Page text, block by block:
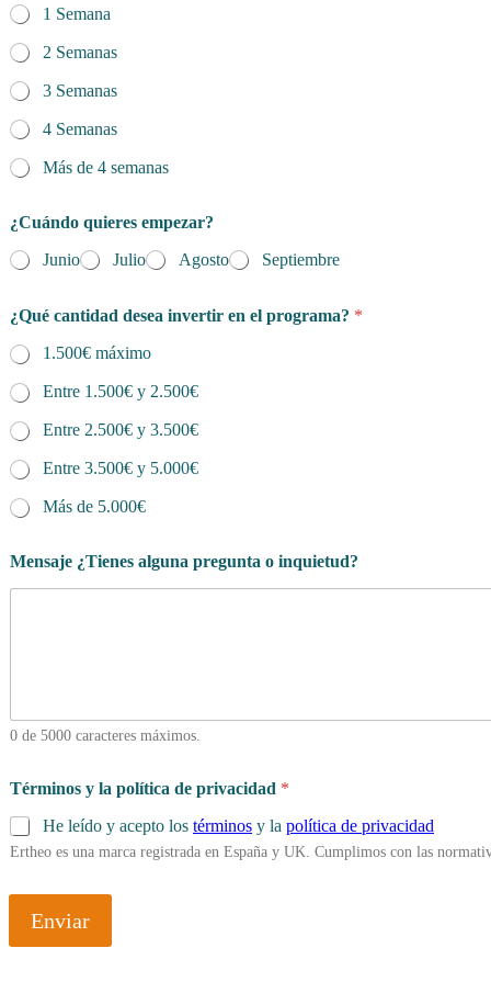
1 Semana
2 Semanas
3 Semanas
4 Semanas
Más de 4 semanas
¿Cuándo quieres empezar?
Junio
Julio Agosto Septiembre
¿Qué cantidad desea invertir en el programa? *
1.500€ máximo
Entre 1.500€ y 2.500€
Entre 2.500€ y 3.500€
Entre 3.500€ y 5.000€
Más de 5.000€
Mensaje ¿Tienes alguna pregunta o inquietud?
0 de 5000 caracteres máximos.
Términos y la política de privacidad *
He leído y acepto los términos y la política de privacidad
Ertheo es una marca registrada en España y UK. Cumplimos con las
Enviar